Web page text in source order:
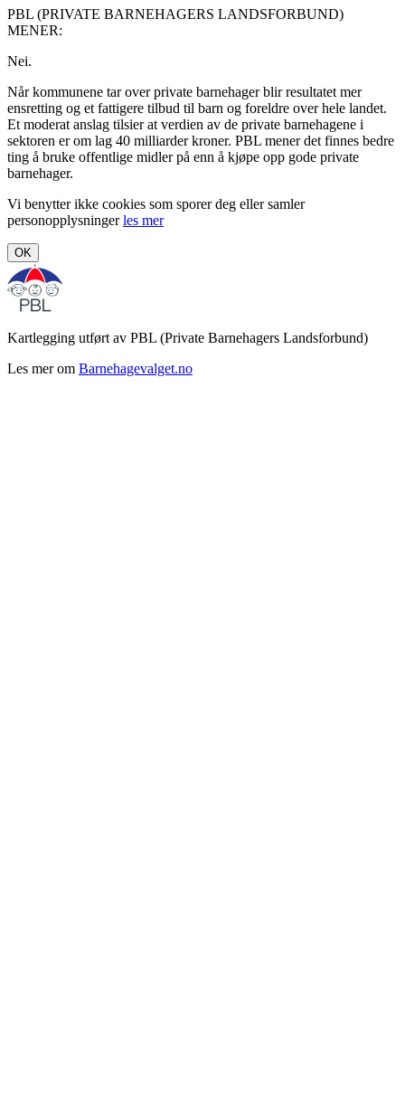
PBL (PRIVATE BARNEHAGERS LANDSFORBUND)
MENER:
Nei.
Når kommunene tar over private barnehager blir resultatet mer
ensretting og et fattigere tilbud til barn og foreldre over hele landet.
Et moderat anslag tilsier at verdien av de private barnehagene i
sektoren er om lag 40 milliarder kroner. PBL mener det finnes bedre
ting å bruke offentlige midler på enn å kjøpe opp gode private
barnehager.
Vi benytter ikke cookies som sporer deg eller samler
personopplysningerles mer
OK
Kartlegging utført av PBL (Private Barnehagers Landsforbund)
Les mer om Barnehagevalget.no